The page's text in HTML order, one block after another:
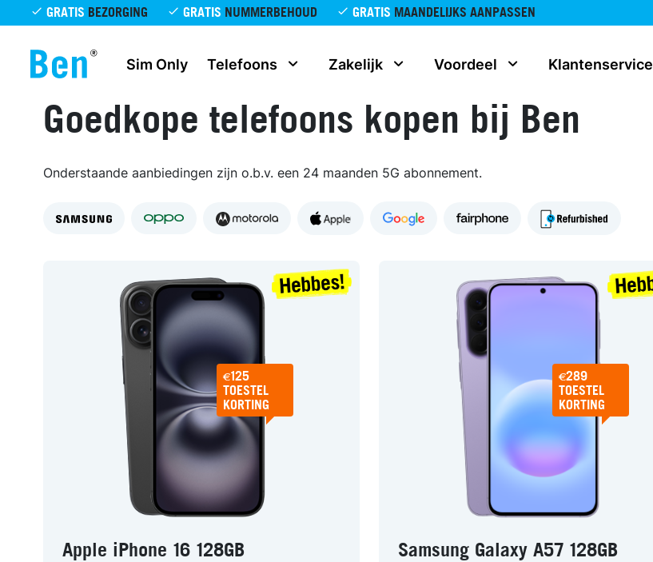
Overslaan en naar de inhoud gaan
GRATIS BEZORGING GRATIS NUMMERBEHOUD GRATIS MAANDELIJKS AANPASSEN
Sim Only Telefoons Zakelijk Voordeel Klantenservice
Goedkope telefoons kopen bij Ben
Onderstaande aanbiedingen zijn o.b.v. een 24 maanden 5G abonnement.
€125
TOESTEL
KORTING
Apple iPhone 16 128GB
€289
TOESTEL
KORTING
Samsung Galaxy A57 128GB